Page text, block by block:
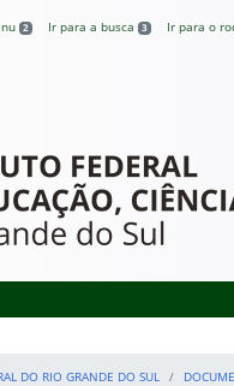
2 Ir para a busca 3 Ir para o
do
DO RIO GRANDE DO SUL